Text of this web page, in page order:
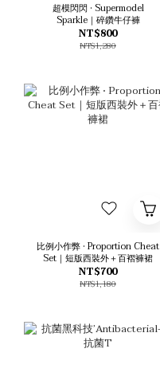
超模閃閃 • Supermodel
Sparkle｜碎鑽牛仔褲
NT$800
NT$1,280
比例小作弊 • Proportion Cheat
Set｜短版西裝外＋百褶褲裙
NT$700
NT$1,180